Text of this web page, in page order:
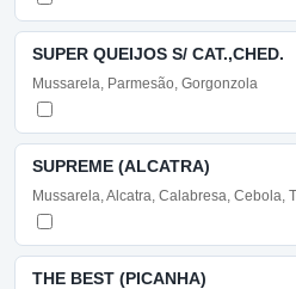
SUPER QUEIJOS S/ CAT.,CHED.
Mussarela, Parmesão, Gorgonzola
SUPREME (ALCATRA)
Mussarela, Alcatra, Calabresa, Cebola,
THE BEST (PICANHA)